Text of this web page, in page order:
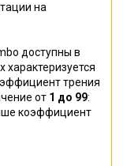
на
доступны в
характеризуется
трения
от 1 до 99:
коэффициент